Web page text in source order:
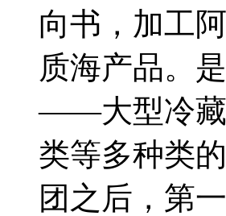
向书，加工
质海产品。
——大型冷藏
类等多种类
团之后，第